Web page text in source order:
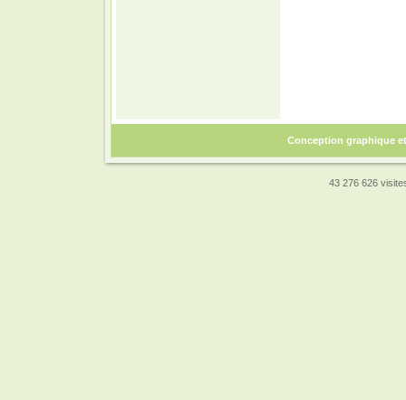
Conception graphique
43 276 626